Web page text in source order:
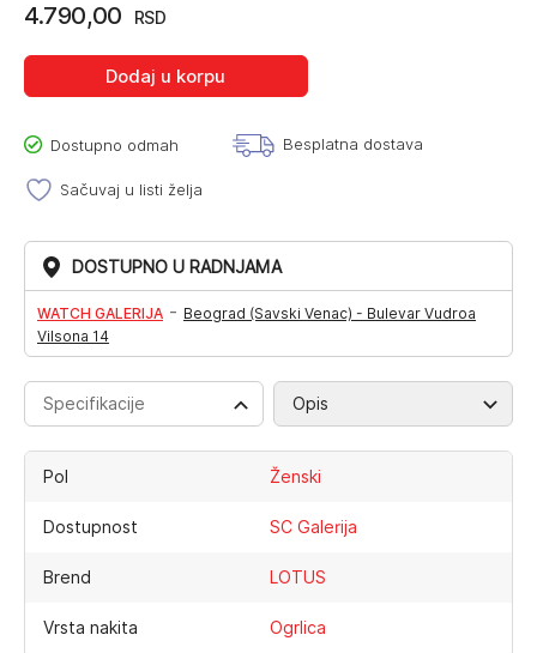
4.790,00 RSD
Dodaj u korpu
Dostupno odmah Besplatna dostava
Sačuvaj u listi želja
DOSTUPNO U RADNJAMA
WATCH GALERIJA - Beograd (Savski Venac) - Bulevar Vudroa
Vilsona 14
Specifikacije Opis
Pol Ženski
Dostupnost SC Galerija
Brend LOTUS
Vrsta nakita Ogrlica